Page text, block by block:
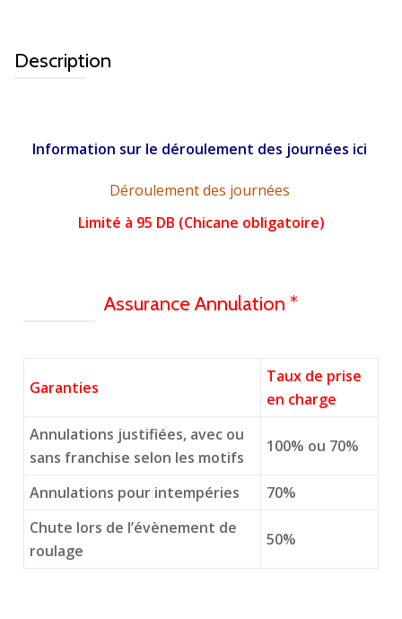
Description
Information sur le déroulement des journées ici
Déroulement des journées
Limité à 95 DB (Chicane obligatoire)
Assurance Annulation *
Garanties
Taux de prise
en charge
Annulations justifiées, avec ou
sans franchise selon les motifs
100% ou 70%
Annulations pour intempéries
70%
Chute lors de l’évènement de
roulage
50%